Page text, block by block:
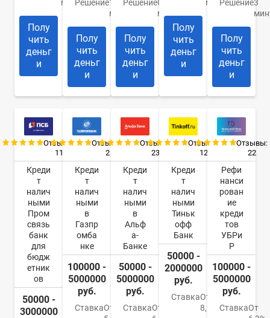
минут
Полу
чить
деньг
и
Решение15
минут
Полу
чить
деньг
и
РешениеОт 15
минут
Полу
чить
деньг
и
минут
Полу
чить
деньг
и
Решение3
Полу
чить
деньг
и
Отзывы:
11
Креди
т
налич
ными
Пром
связь
банк
для
бюдж
етник
ов
50000 -
3000000
Отзывы:
2
Креди
т
налич
ными
в
Газпр
омба
нке
100000 -
5000000
руб.
СтавкаОт
Отзывы:
23
Креди
т
налич
ными
в
Альф
а-
Банке
50000 -
5000000
руб.
СтавкаОт
Отзывы:
12
Креди
т
налич
ными
Тиньк
офф
Банк
50000 -
2000000
руб.
СтавкаОт
8,9%
Отзывы:
22
Рефи
нанси
рован
ие
креди
тов
УБРи
Р
100000 -
5000000
руб.
СтавкаОт